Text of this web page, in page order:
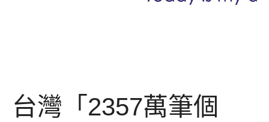
台灣「2357萬筆個